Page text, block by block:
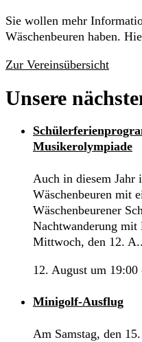
Sie wollen mehr
Wäschenbeuren haben.
Zur Vereinsübersicht
Unsere
Musikerolympiade
Auch in diesem Jahr
Wäschenbeuren mit
Wäschenbeurener
Nachtwanderung
Mittwoch, den 12.
12. August um 19:00
Minigolf-Ausflug
Am Samstag, den